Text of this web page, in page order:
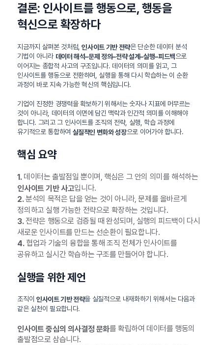
결론: 인사이트를 행동으로, 행동을
혁신으로 확장하다
지금까지 살펴본 것처럼,인사이트 기반 전략은 단순한 데이터 분석
기법이 아니라 데이터 해석–문제 정의–전략 설계–실행–피드백으로
이어지는 종합적 사고의 구조입니다. 데이터의 의미를 읽고, 그
인사이트를 행동으로 전환하며, 실행을 통해 다시 학습하는 이 순환
과정이 바로 지속 가능한 혁신의 핵심입니다.
기업이 진정한 경쟁력을 확보하기 위해서는 숫자나 지표에 머무르는
것이 아니라, 데이터의 이면에 담긴 맥락과 인간적 의미를 이해해야
합니다. 그리고 그 인사이트를 조직의 전략, 실행, 학습 과정에
유기적으로 통합하여 실질적인 변화와 성장으로 이어가야 합니다.
핵심 요약
1.데이터는 출발점일 뿐이며, 핵심은 그 안의 의미를 해석하는
인사이트 기반 사고입니다.
2.분석의 목적은 답을 얻는 것이 아니라, 문제를 올바르게
정의하고 실행 가능한 전략으로 확장하는 것입니다.
3.전략은 행동으로 검증될 때 완성되며, 실행의 피드백이 다시
새로운 인사이트를 만드는 선순환이 필요합니다.
4.협업과 기술의 융합을 통해 조직 전체가 인사이트를
공유하고 실시간 학습하는 구조를 만들어야 합니다.
실행을 위한 제언
조직이 인사이트 기반 전략을 실질적으로 내재화하기 위해서는 다음과
같은 실천이 필요합니다.
인사이트 중심의 의사결정 문화를 확립하여 데이터를 행동의
출발점으로 삼습니다.